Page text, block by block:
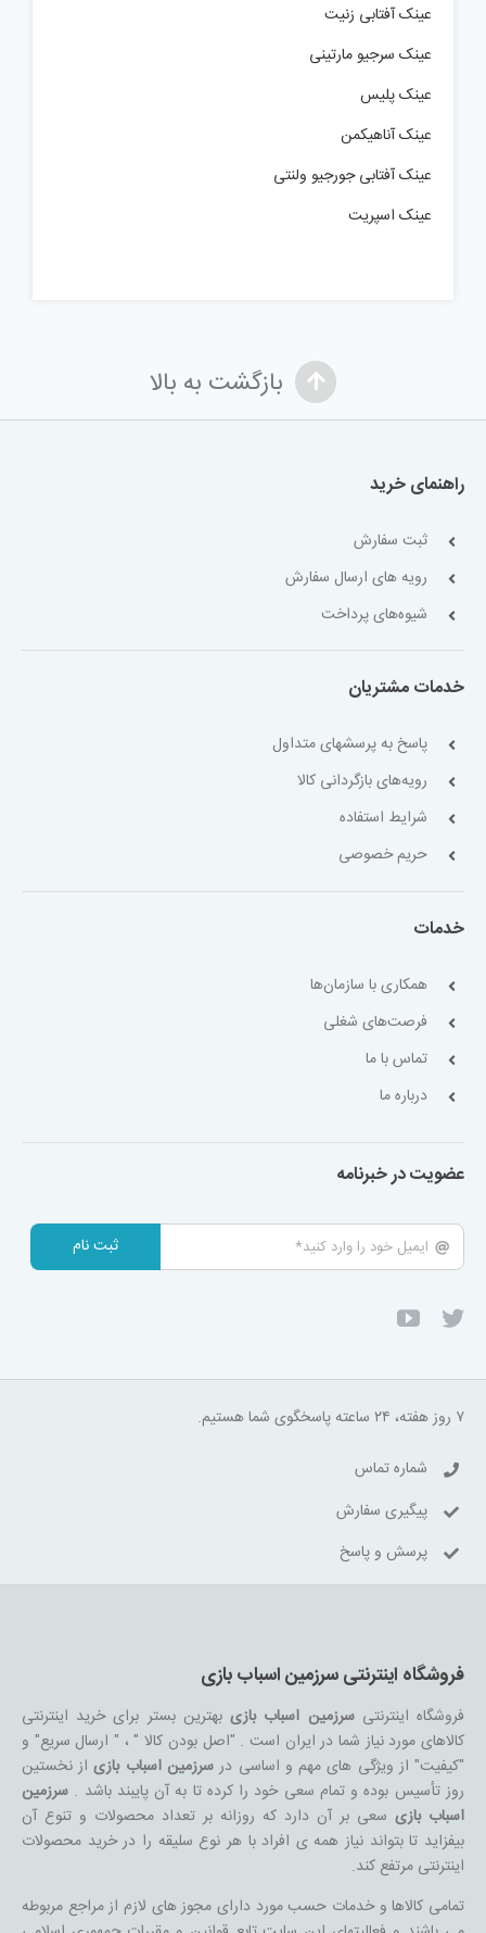
عینک آفتابی زنیت
عینک سرجیو مارتینی
عینک پلیس
عینک آناهیکمن
عینک آفتابی جورجیو ولنتی
عینک اسپریت
بازگشت به بالا
راهنمای خرید
ثبت سفارش
رویه های ارسال سفارش
شیوه‌های پرداخت
خدمات مشتریان
پاسخ به پرسشهای متداول
رویه‌های بازگردانی کالا
شرایط استفاده
حریم خصوصی
خدمات
همکاری با سازمان‌ها
فرصت‌های شغلی
تماس با ما
درباره ما
عضویت در خبرنامه
ثبت نام
۷ روز هفته، ۲۴ ساعته پاسخگوی شما هستیم.
شماره تماس
پیگیری سفارش
پرسش و پاسخ
فروشگاه اینترنتی سرزمین اسباب بازی
فروشگاه اینترنتیسرزمین اسباب بازیبهترین بستر برای خرید اینترنتی
کالاهای مورد نیاز شما در ایران است . "اصل بودن کالا " ، " ارسال سریع" و
"کیفیت" از ویژگی های مهم و اساسی درسرزمین اسباب بازیاز نخستین
روز تأسیس بوده و تمام سعی خود را کرده تا به آن پایبند باشد .سرزمین
اسباب بازیسعی بر آن دارد که روزانه بر تعداد محصولات و تنوع آن
بیفزاید تا بتواند نیاز همه ی افراد با هر نوع سلیقه را در خرید محصولات
اینترنتی مرتفع کند.
تمامی کالاها و خدمات حسب مورد دارای مجوز های لازم از مراجع مربوطه